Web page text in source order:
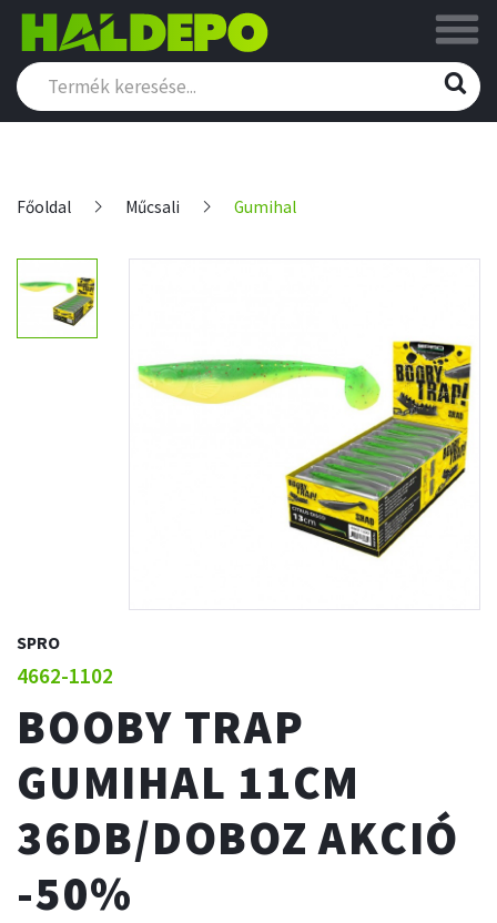
Főoldal Műcsali Gumihal
SPRO
4662-1102
BOOBY TRAP
GUMIHAL 11CM
36DB/DOBOZ AKCIÓ
-50%